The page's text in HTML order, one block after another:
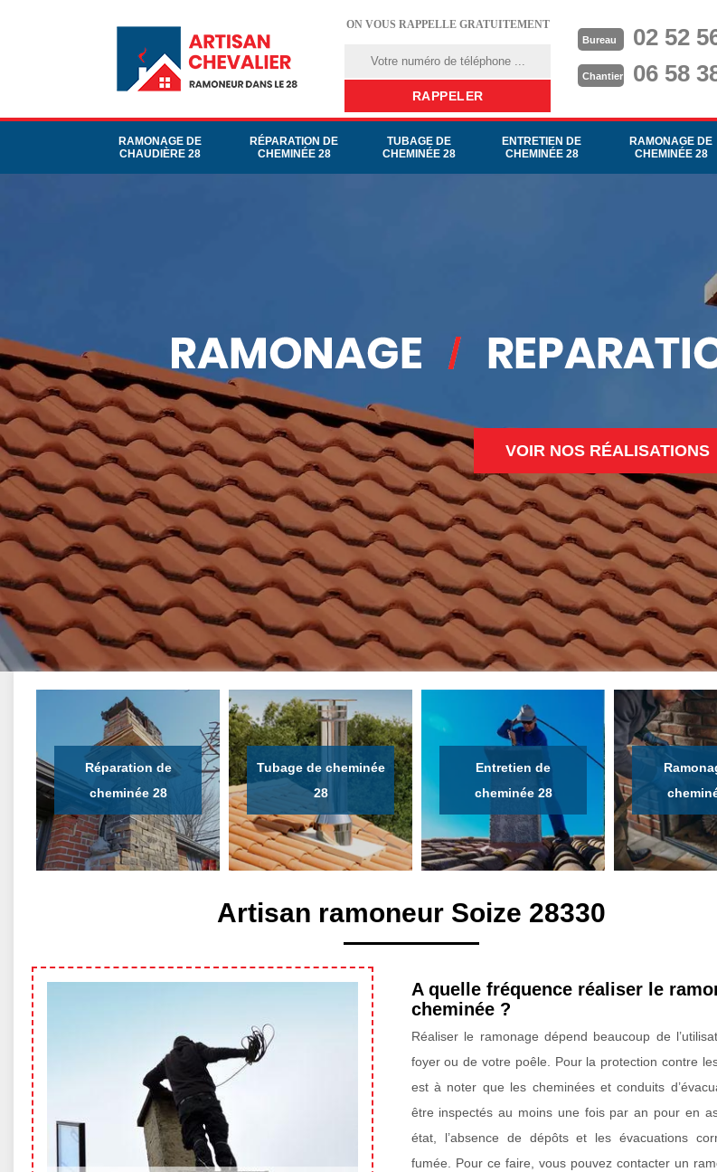
ON VOUS RAPPELLE GRATUITEMENT
Bureau 02 52
Chantier 06 58
RAMONAGE DE
CHAUDIÈRE 28
RÉPARATION DE
CHEMINÉE 28
TUBAGE DE
CHEMINÉE 28
ENTRETIEN DE
CHEMINÉE 28
RAMONAGE DE
CHEMINÉE 28
VOIR NOS RÉALISATIONS
Réparation de
cheminée 28
Tubage de cheminée
28
Entretien de
cheminée 28
Artisan ramoneur Soize 28330
A quelle fréquence réaliser le
cheminée ?
Réaliser le ramonage dépend beaucoup de
foyer ou de votre poêle. Pour la protection contre
est à noter que les cheminées et conduits
être inspectés au moins une fois par an pour en
état, l’absence de dépôts et les évacuations
fumée. Pour ce faire, vous pouvez contacter un